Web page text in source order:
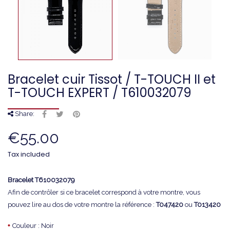
Bracelet cuir Tissot / T-TOUCH II et
T-TOUCH EXPERT / T610032079
Share:
€55.00
Tax included
Bracelet T610032079
Afin de contrôler si ce bracelet correspond à votre montre, vous
pouvez lire au dos de votre montre la référence :T047420 ouT013420
• Couleur : Noir